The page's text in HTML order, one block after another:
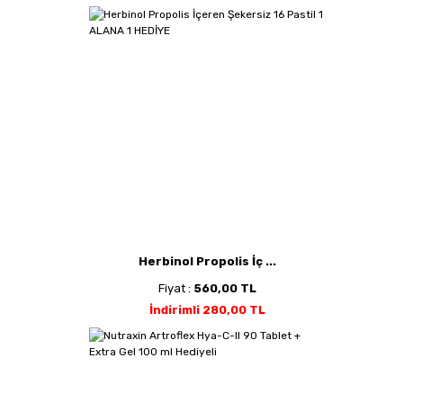
Herbinol Propolis İç ...
Fiyat : 560,00 TL
İndirimli 280,00 TL